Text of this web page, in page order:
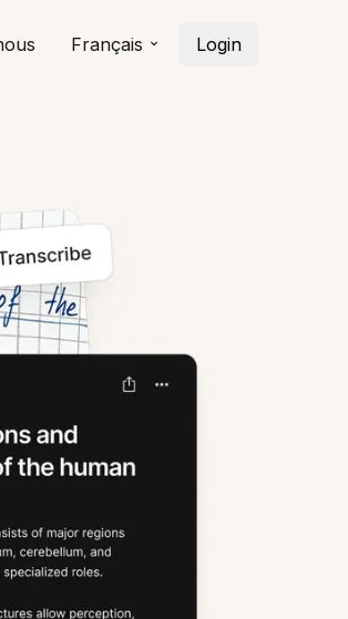
Français Login